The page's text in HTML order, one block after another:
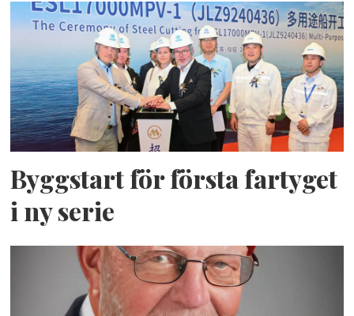
Byggstart för första fartyget
i ny serie